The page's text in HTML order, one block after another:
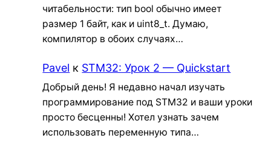
читабельности: тип bool обычно имеет
размер 1 байт, как и uint8_t. Думаю,
компилятор в обоих случаях…
Pavel к STM32: Урок 2 — Quickstart
Добрый день! Я недавно начал изучать
программирование под STM32 и ваши уроки
просто бесценны! Хотел узнать зачем
использовать переменную типа…